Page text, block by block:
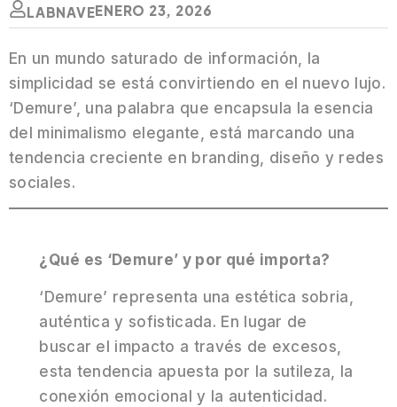
LABNAVEENERO 23, 2026
En un mundo saturado de información, la
simplicidad se está convirtiendo en el nuevo lujo.
‘Demure’, una palabra que encapsula la esencia
del minimalismo elegante, está marcando una
tendencia creciente en branding, diseño y redes
sociales.
¿Qué es ‘Demure’ y por qué importa?
‘Demure’ representa una estética sobria,
auténtica y sofisticada. En lugar de
buscar el impacto a través de excesos,
esta tendencia apuesta por la sutileza, la
conexión emocional y la autenticidad.